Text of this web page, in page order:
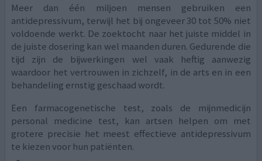
Meer dan één miljoen mensen gebruiken een
antidepressivum, terwijl het bij ongeveer 30 tot 50% niet
voldoende werkt. De zoektocht naar het juiste middel in
de juiste dosering kan wel maanden duren. Gedurende die
tijd zijn de bijwerkingen wel vaak heftig aanwezig
waardoor het vertrouwen in zichzelf, in de arts en in een
behandeling ernstig geschaad wordt.
Een farmacogenetische test, zoals de mijnmedicijn
personal medicine test, kan artsen helpen om met
grotere precisie het meest effectieve antidepressivum
te kiezen voor hun patiënten.